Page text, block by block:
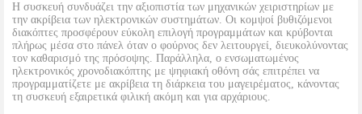
Η συσκευή συνδυάζει την αξιοπιστία των μηχανικών χειριστηρίων με
την ακρίβεια των ηλεκτρονικών συστημάτων. Οι κομψοί βυθιζόμενοι
διακόπτες προσφέρουν εύκολη επιλογή προγραμμάτων και κρύβονται
πλήρως μέσα στο πάνελ όταν ο φούρνος δεν λειτουργεί, διευκολύνοντας
τον καθαρισμό της πρόσοψης. Παράλληλα, ο ενσωματωμένος
ηλεκτρονικός χρονοδιακόπτης με ψηφιακή οθόνη σάς επιτρέπει να
προγραμματίζετε με ακρίβεια τη διάρκεια του μαγειρέματος, κάνοντας
τη συσκευή εξαιρετικά φιλική ακόμη και για αρχάριους.